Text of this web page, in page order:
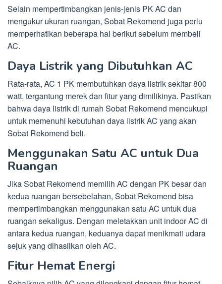
Selain mempertimbangkan jenis-jenis PK AC dan
mengukur ukuran ruangan, Sobat Rekomend juga perlu
memperhatikan beberapa hal berikut sebelum membeli
AC.
Daya Listrik yang Dibutuhkan AC
Rata-rata, AC 1 PK membutuhkan daya listrik sekitar 800
watt, tergantung merek dan fitur yang dimilikinya. Pastikan
bahwa daya listrik di rumah Sobat Rekomend mencukupi
untuk memenuhi kebutuhan daya listrik AC yang akan
Sobat Rekomend beli.
Menggunakan Satu AC untuk Dua
Ruangan
Jika Sobat Rekomend memilih AC dengan PK besar dan
kedua ruangan bersebelahan, Sobat Rekomend bisa
mempertimbangkan menggunakan satu AC untuk dua
ruangan sekaligus. Dengan meletakkan unit indoor AC di
antara kedua ruangan, keduanya dapat menikmati udara
sejuk yang dihasilkan oleh AC.
Fitur Hemat Energi